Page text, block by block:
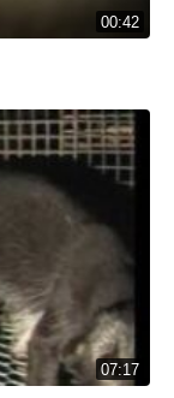
00:42
07:17